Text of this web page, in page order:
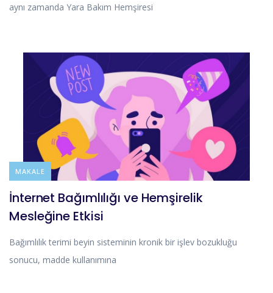
aynı zamanda Yara Bakım Hemşiresi
BLOG
MAKALE
İnternet Bağımlılığı ve Hemşirelik
Mesleğine Etkisi
Bağımlılık terimi beyin sisteminin kronik bir işlev bozukluğu
sonucu, madde kullanımına